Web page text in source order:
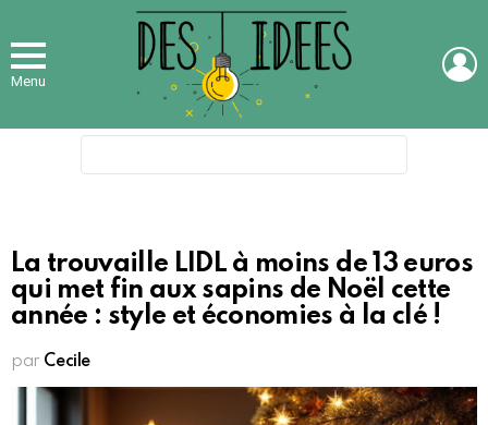
Menu
La trouvaille LIDL à moins de 13 euros
qui met fin aux sapins de Noël cette
année : style et économies à la clé !
par Cecile